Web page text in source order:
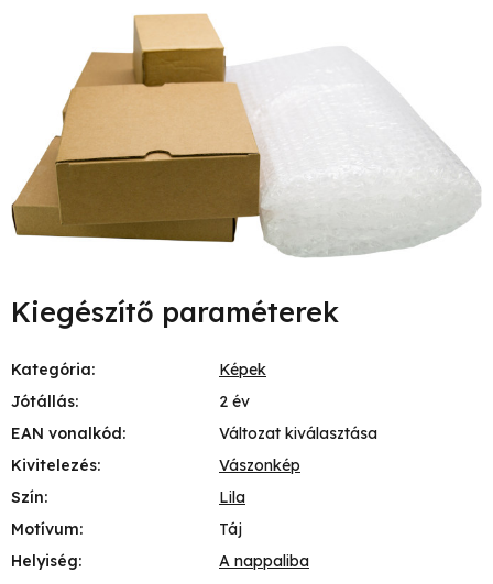
Kiegészítő paraméterek
Kategória:
Képek
Jótállás:
2 év
EAN vonalkód:
Változat kiválasztása
Kivitelezés:
Vászonkép
Szín:
Lila
Motívum:
Táj
Helyiség:
A nappaliba